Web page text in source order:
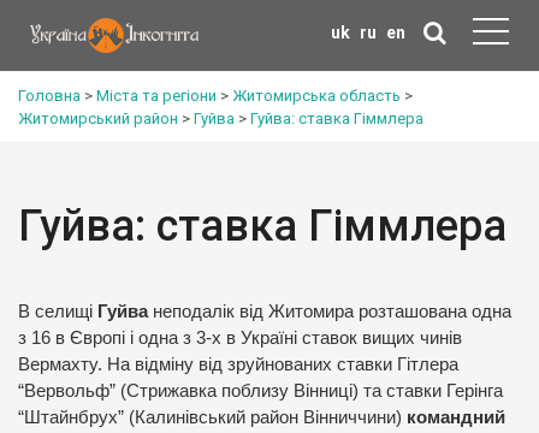
uk ru en
Головна > Міста та регіони > Житомирська область >
Житомирський район > Гуйва > Гуйва: ставка Гіммлера
Гуйва: ставка Гіммлера
В селищі Гуйва неподалік від Житомира розташована одна
з 16 в Європі і одна з 3-х в Україні ставок вищих чинів
Вермахту. На відміну від зруйнованих ставки Гітлера
“Вервольф” (Стрижавка поблизу Вінниці) та ставки Герінга
“Штайнбрух” (Калинівський район Вінниччини) командний